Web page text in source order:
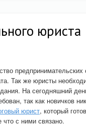
юриста
Так же юристы
На сегодняшний
так как новичков
юрист, который
с ними связано.